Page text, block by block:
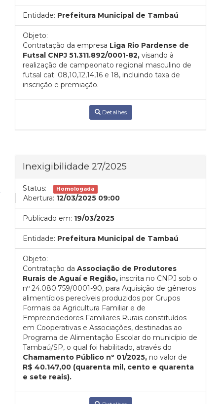
Entidade: Prefeitura Municipal de Tambaú
Objeto:
Contratação da empresa Liga Rio Pardense de
Futsal CNPJ 51.311.892/0001-82, visando à
realização de campeonato regional masculino de
futsal cat. 08,10,12,14,16 e 18, incluindo taxa de
inscrição e premiação.
Detalhes
Inexigibilidade 27/2025
Status: Homologada
Abertura: 12/03/2025 09:00
Publicado em: 19/03/2025
Entidade: Prefeitura Municipal de Tambaú
Objeto:
Contratação da Associação de Produtores
Rurais de Aguaí e Região, inscrita no CNPJ sob o
nº 24.080.759/0001-90, para Aquisição de gêneros
alimentícios perecíveis produzidos por Grupos
Formais da Agricultura Familiar e de
Empreendedores Familiares Rurais constituídos
em Cooperativas e Associações, destinadas ao
Programa de Alimentação Escolar do município de
Tambaú/SP, o qual foi habilitado, através do
Chamamento Público nº 01/2025, no valor de
R$ 40.147,00 (quarenta mil, cento e quarenta
e sete reais).